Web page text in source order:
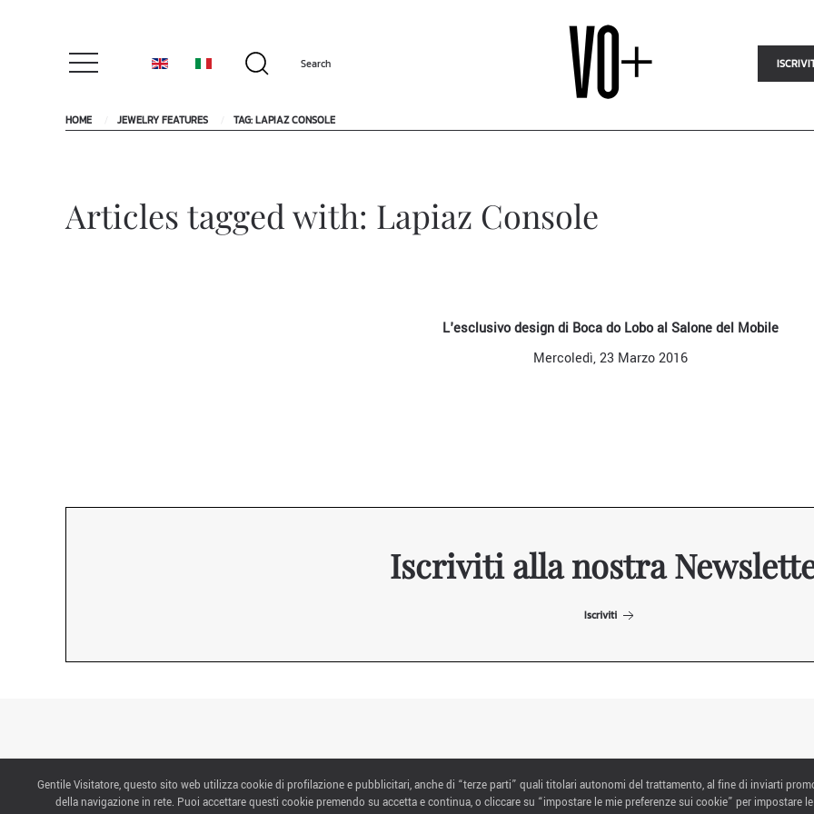
HOME JEWELRY FEATURES TAG: LAPIAZ CONSOLE
Articles tagged with: Lapiaz Console
L'esclusivo design di Boca do Lobo al Salone del Mobile
Mercoledì, 23 Marzo 2016
Iscriviti alla nostra
Iscriviti
CONTATTI
Via Emilia 155, 47921 Rimini,
CF/PI 00139440408, Registro Imprese: Rimini P.I e n. Reg. Imprese 00139440408,
Gentile Visitatore, questo sito web utilizza cookie di profilazione e pubblicitari, anche di “terze parti” quali titolari autonomi del trattamento, al fine di inviarti
della navigazione in rete. Puoi accettare questi cookie premendo su accetta e continua, o cliccare su “impostare le mie preferenze sui cookie” per impostare